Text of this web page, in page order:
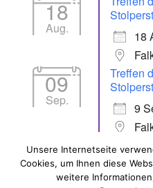
18
Aug.
18
09
Sep.
Treffen
9
ALLE
Unsere Internetseite
Cookies, um Ihnen diese
weitere